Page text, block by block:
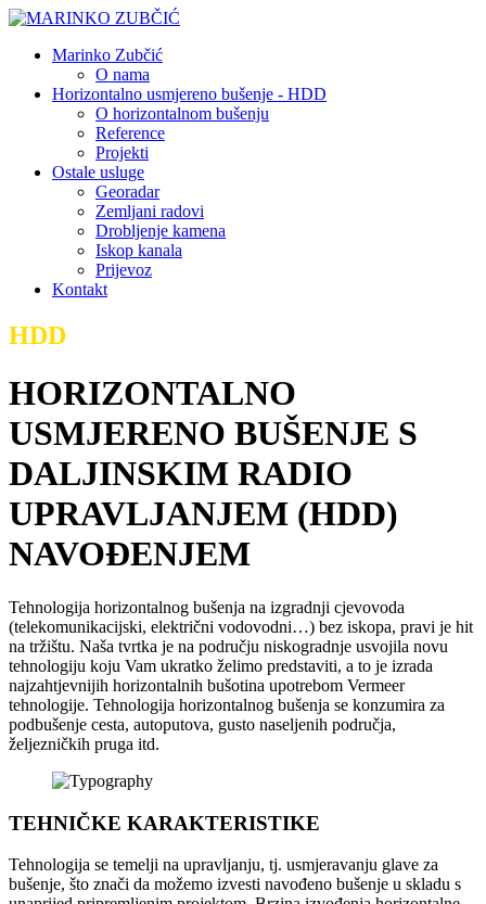
Marinko Zubčić
O nama
Horizontalno usmjereno bušenje - HDD
O horizontalnom bušenju
Reference
Projekti
Ostale usluge
Georadar
Zemljani radovi
Drobljenje kamena
Iskop kanala
Prijevoz
Kontakt
HDD
HORIZONTALNO
USMJERENO BUŠENJE S
DALJINSKIM RADIO
UPRAVLJANJEM (HDD)
NAVOĐENJEM
Tehnologija horizontalnog bušenja na izgradnji cjevovoda
(telekomunikacijski, električni vodovodni…) bez iskopa, pravi je hit
na tržištu. Naša tvrtka je na području niskogradnje usvojila novu
tehnologiju koju Vam ukratko želimo predstaviti, a to je izrada
najzahtjevnijih horizontalnih bušotina upotrebom Vermeer
tehnologije. Tehnologija horizontalnog bušenja se konzumira za
podbušenje cesta, autoputova, gusto naseljenih područja,
željezničkih pruga itd.
TEHNIČKE KARAKTERISTIKE
Tehnologija se temelji na upravljanju, tj. usmjeravanju glave za
bušenje, što znači da možemo izvesti navođeno bušenje u skladu s